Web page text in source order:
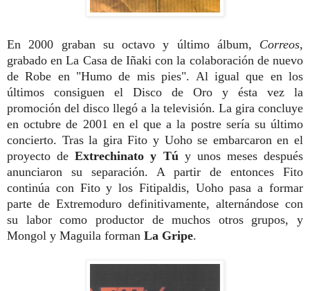
En 2000 graban su octavo y último álbum, Correos,
grabado en La Casa de Iñaki con la colaboración de nuevo
de Robe en "Humo de mis pies". Al igual que en los
últimos consiguen el Disco de Oro y ésta vez la
promoción del disco llegó a la televisión. La gira concluye
en octubre de 2001 en el que a la postre sería su último
concierto. Tras la gira Fito y Uoho se embarcaron en el
proyecto deExtrechinato y Tú y unos meses después
anunciaron su separación. A partir de entonces Fito
continúa con Fito y los Fitipaldis, Uoho pasa a formar
parte de Extremoduro definitivamente, alternándose con
su labor como productor de muchos otros grupos, y
Mongol y Maguila forman La Gripe.